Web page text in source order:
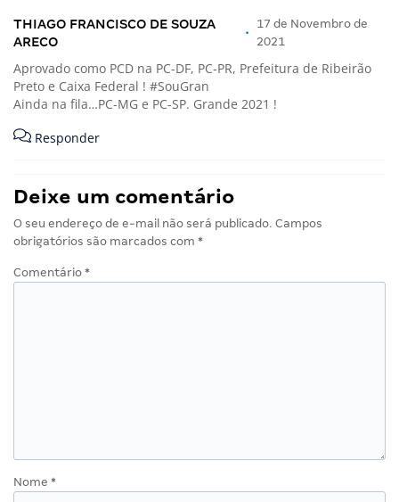
THIAGO FRANCISCO DE SOUZA
ARECO
•
17 de Novembro de
2021
Aprovado como PCD na PC-DF, PC-PR, Prefeitura de Ribeirão
Preto e Caixa Federal ! #SouGran
Ainda na fila…PC-MG e PC-SP. Grande 2021 !
Responder
Deixe um comentário
O seu endereço de e-mail não será publicado. Campos
obrigatórios são marcados com *
Comentário *
Nome *